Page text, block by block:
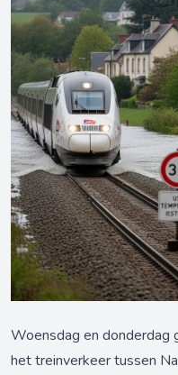
Woensdag en donderdag
het treinverkeer tussen